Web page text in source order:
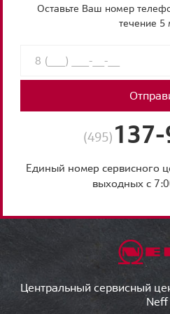
Оставьте Ваш номер
течение 5
(495)
Единый номер сервисного
выходных с
Центральный сервисный
Neff